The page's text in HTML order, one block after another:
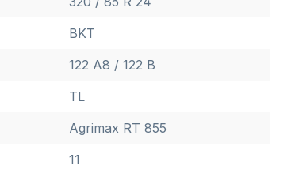
BKT
122 A8 / 122 B
TL
Agrimax RT 855
11